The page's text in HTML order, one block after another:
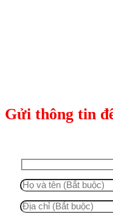
Gửi thông tin